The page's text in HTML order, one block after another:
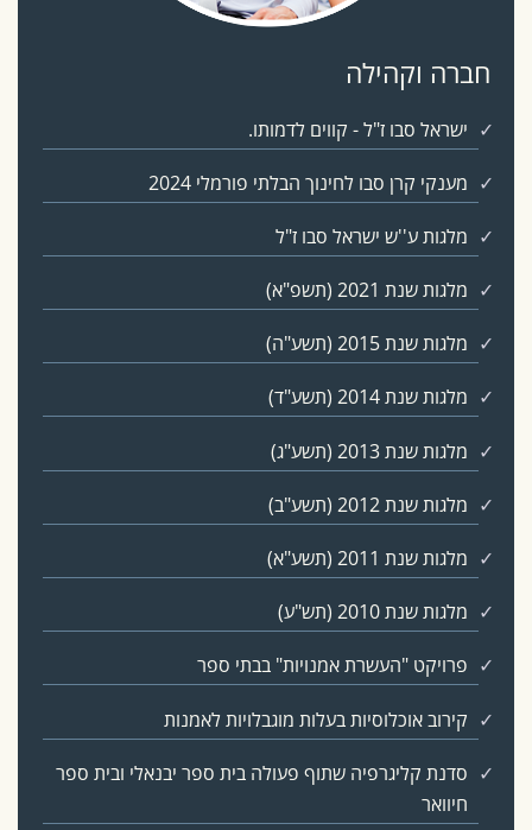
חברה וקהילה
ישראל סבו ז"ל - קווים לדמותו.
מענקי קרן סבו לחינוך הבלתי פורמלי 2024
מלגות ע''ש ישראל סבו ז"ל
מלגות שנת 2021 (תשפ"א)
מלגות שנת 2015 (תשע"ה)
מלגות שנת 2014 (תשע"ד)
מלגות שנת 2013 (תשע"ג)
מלגות שנת 2012 (תשע"ב)
מלגות שנת 2011 (תשע"א)
מלגות שנת 2010 (תש"ע)
פרויקט "העשרת אמנויות" בבתי ספר
קירוב אוכלוסיות בעלות מוגבלויות לאמנות
סדנת קליגרפיה שתוף פעולה בית ספר יבנאלי ובית ספר
חיוואר